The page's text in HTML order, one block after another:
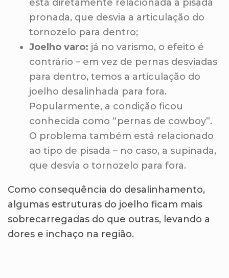
está diretamente relacionada à pisada
pronada, que desvia a articulação do
tornozelo para dentro;
Joelho varo: já no varismo, o efeito é
contrário – em vez de pernas desviadas
para dentro, temos a articulação do
joelho desalinhada para fora.
Popularmente, a condição ficou
conhecida como “pernas de cowboy”.
O problema também está relacionado
aotipo de pisada – no caso, a supinada,
que desvia o tornozelo para fora.
Como consequência do desalinhamento,
algumas estruturas do joelho ficam mais
sobrecarregadas do que outras, levando a
dores e inchaço na região.